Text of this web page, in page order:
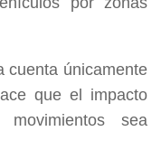
cuenta únicamente
que el impacto
movimientos sea